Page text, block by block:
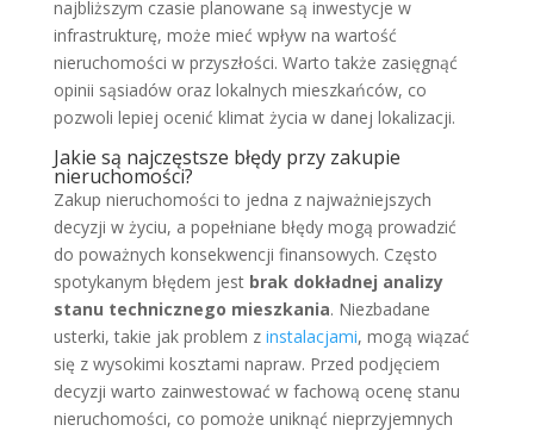
najbliższym czasie planowane są inwestycje w
infrastrukturę, może mieć wpływ na wartość
nieruchomości w przyszłości. Warto także zasięgnąć
opinii sąsiadów oraz lokalnych mieszkańców, co
pozwoli lepiej ocenić klimat życia w danej lokalizacji.
Jakie są najczęstsze błędy przy zakupie
nieruchomości?
Zakup nieruchomości to jedna z najważniejszych
decyzji w życiu, a popełniane błędy mogą prowadzić
do poważnych konsekwencji finansowych. Często
spotykanym błędem jest brak dokładnej analizy
stanu technicznego mieszkania. Niezbadane
usterki, takie jak problem z instalacjami, mogą wiązać
się z wysokimi kosztami napraw. Przed podjęciem
decyzji warto zainwestować w fachową ocenę stanu
nieruchomości, co pomoże uniknąć nieprzyjemnych